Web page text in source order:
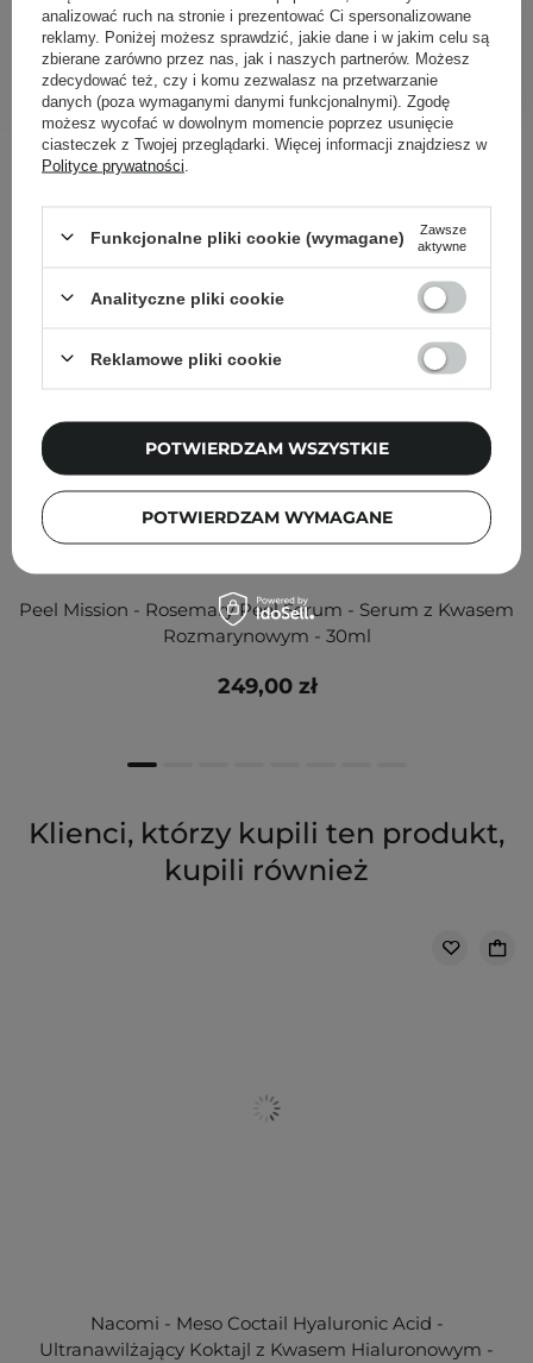
59,90 zł /szt.
DODAJ DO KOSZYKA
Inni klienci sprawdzali również
Peel Mission - Rosemary Peel Serum - Serum z Kwasem
Rozmarynowym - 30ml
249,00 zł
Klienci, którzy kupili ten produkt,
kupili również
Nacomi - Meso Coctail Hyaluronic Acid -
Ultranawilżający Koktajl z Kwasem Hialuronowym -
analizować ruch na stronie i prezentować Ci spersonalizowane
reklamy. Poniżej możesz sprawdzić, jakie dane i w jakim celu są
zbierane zarówno przez nas, jak i naszych partnerów. Możesz
zdecydować też, czy i komu zezwalasz na przetwarzanie
danych (poza wymaganymi danymi funkcjonalnymi). Zgodę
możesz wycofać w dowolnym momencie poprzez usunięcie
ciasteczek z Twojej przeglądarki. Więcej informacji znajdziesz w
Polityce prywatności
Funkcjonalne pliki cookie (wymagane)
Zawsze
aktywne
Analityczne pliki cookie
Reklamowe pliki cookie
POTWIERDZAM WYMAGANE
POTWIERDZAM WSZYSTKIE